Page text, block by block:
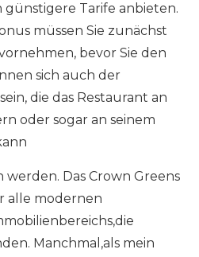
Tarife anbieten.
müssen Sie zunächst
bevor Sie den
sich auch der
die das Restaurant an
oder sogar an seinem
Das Crown Greens
alle modernen
Manchmal,als mein